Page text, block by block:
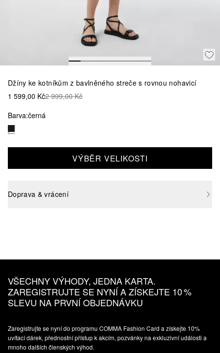
Džíny ke kotníkům z bavlněného streče s rovnou nohavicí
1 599,00 Kč2 999,00 Kč
Barva:černá
VÝBĚR VELIKOSTI
Doprava & vrácení
VŠECHNY VÝHODY, JEDNA KARTA.
ZAREGISTRUJTE SE NYNÍ A ZÍSKEJTE 10 %
SLEVU NA PRVNÍ OBJEDNÁVKU
Zaregistrujte se nyní do programu COMMA Fashion Card a získejte 10%
uvítací dárek, přednostní přístup k akcím, pozvánky na exkluzivní události a
mnoho dalších členských výhod.